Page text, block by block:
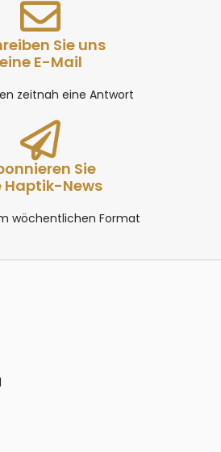
Sie uns
eine E-Mail
zeitnah eine Antwort
Sie
Haptik-News
wöchentlichen Format